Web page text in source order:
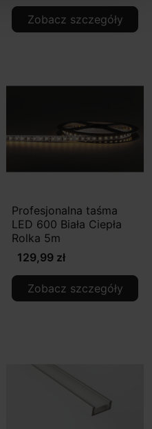
Zobacz szczegóły
Profesjonalna taśma
LED 600 Biała Ciepła
Rolka 5m
129,99 zł
Zobacz szczegóły